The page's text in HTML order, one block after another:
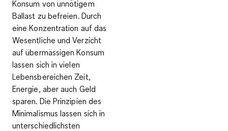
Konsum von unnötigem
Ballast zu befreien. Durch
eine Konzentration auf das
Wesentliche und Verzicht
auf übermässigen Konsum
lassen sich in vielen
Lebensbereichen Zeit,
Energie, aber auch Geld
sparen. Die Prinzipien des
Minimalismus lassen sich in
unterschiedlichsten